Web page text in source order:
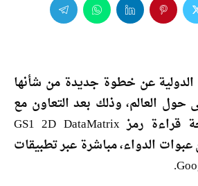
أعلنت مؤسسة GS1 الدولية عن خطوة جديدة من شأنها
حول العالم، وذلك بعد التعاون مع
شركة جوجل لإتاحة قراءة رمز GS1 2D DataMatrix
الدواء، مباشرة عبر تطبيقات